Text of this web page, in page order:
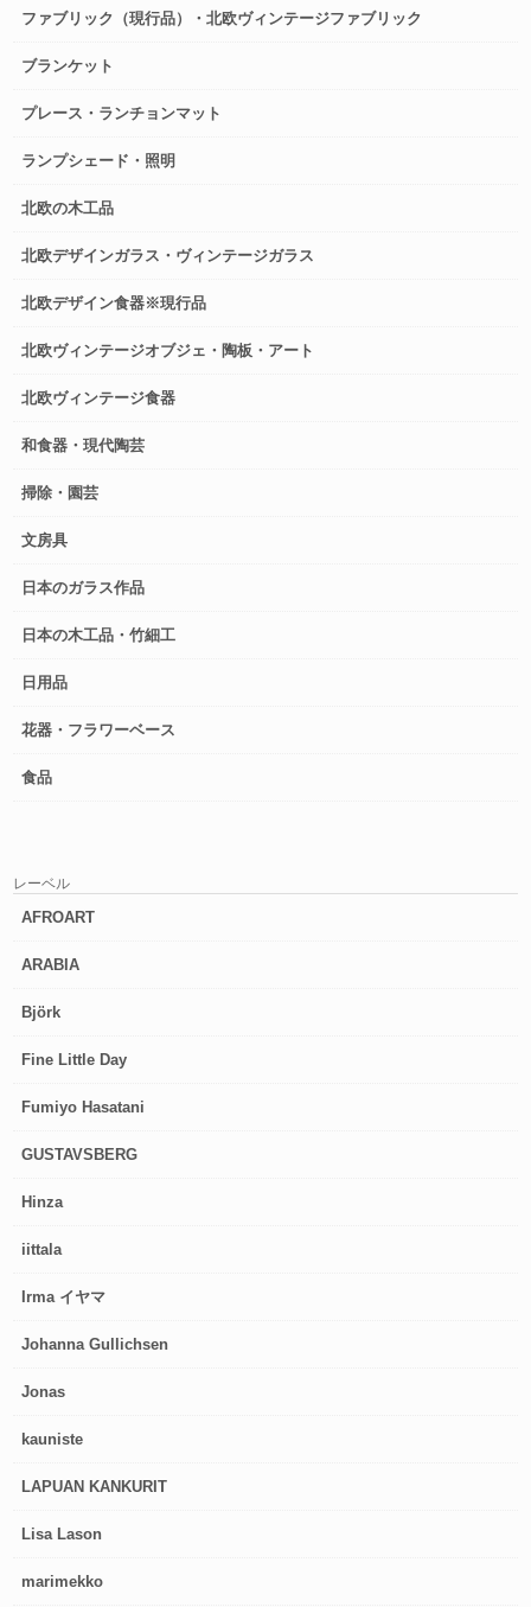
ファブリック（現行品）・北欧ヴィンテージファブリック
ブランケット
プレース・ランチョンマット
ランプシェード・照明
北欧の木工品
北欧デザインガラス・ヴィンテージガラス
北欧デザイン食器※現行品
北欧ヴィンテージオブジェ・陶板・アート
北欧ヴィンテージ食器
和食器・現代陶芸
掃除・園芸
文房具
日本のガラス作品
日本の木工品・竹細工
日用品
花器・フラワーベース
食品
レーベル
AFROART
ARABIA
Björk
Fine Little Day
Fumiyo Hasatani
GUSTAVSBERG
Hinza
iittala
Irma イヤマ
Johanna Gullichsen
Jonas
kauniste
LAPUAN KANKURIT
Lisa Lason
marimekko